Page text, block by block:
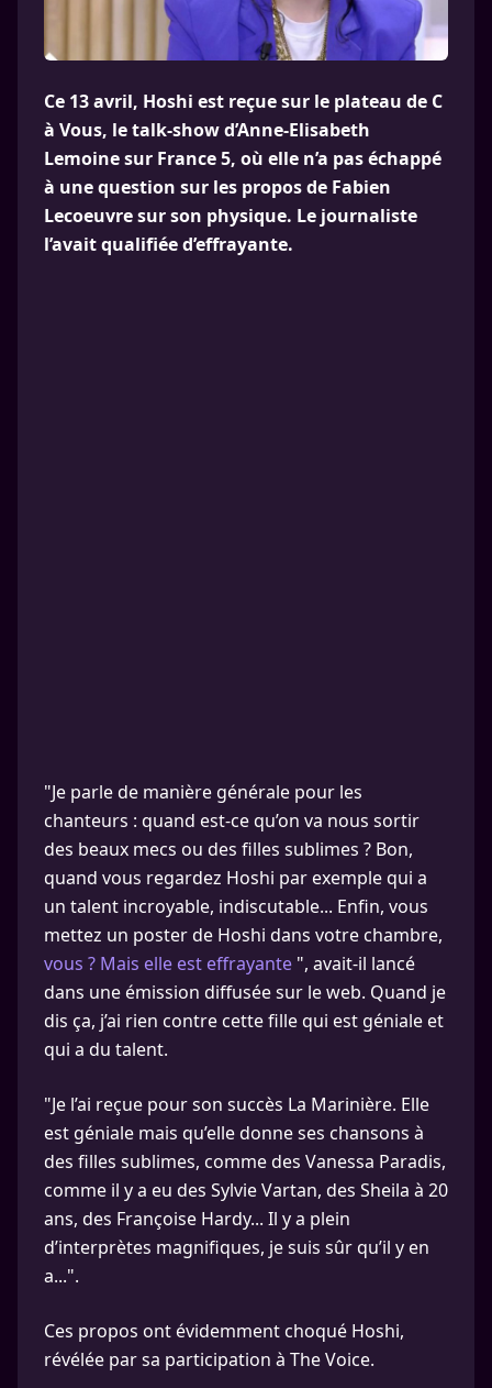
Ce 13 avril, Hoshi est reçue sur le plateau de C
à Vous, le talk-show d’Anne-Elisabeth
Lemoine sur France 5, où elle n’a pas échappé
à une question sur les propos de Fabien
Lecoeuvre sur son physique. Le journaliste
l’avait qualifiée d’effrayante.
"Je parle de manière générale pour les
chanteurs : quand est-ce qu’on va nous sortir
des beaux mecs ou des filles sublimes ? Bon,
quand vous regardez Hoshi par exemple qui a
un talent incroyable, indiscutable... Enfin, vous
mettez un poster de Hoshi dans votre chambre,
vous ? Mais elle est effrayante ", avait-il lancé
dans une émission diffusée sur le web. Quand je
dis ça, j’ai rien contre cette fille qui est géniale et
qui a du talent.
"Je l’ai reçue pour son succès La Marinière. Elle
est géniale mais qu’elle donne ses chansons à
des filles sublimes, comme des Vanessa Paradis,
comme il y a eu des Sylvie Vartan, des Sheila à 20
ans, des Françoise Hardy... Il y a plein
d’interprètes magnifiques, je suis sûr qu’il y en
a...".
Ces propos ont évidemment choqué Hoshi,
révélée par sa participation à The Voice.